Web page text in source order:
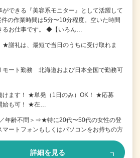
ができる『美容系モニター』として活躍して
件の作業時間は5分〜10分程度。空いた時間
るお仕事です。 ◆【いろん…
謝礼は、最短で当日のうちに受け取れま
モート勤務 北海道および日本全国で勤務可
けます！ ★単発（1日のみ）OK！ ★応募
始も可！ ★在…
年齢不問＞⇒★特に20代〜50代の女性の登
トフォンもしくはパソコンをお持ちの方
詳細を見る